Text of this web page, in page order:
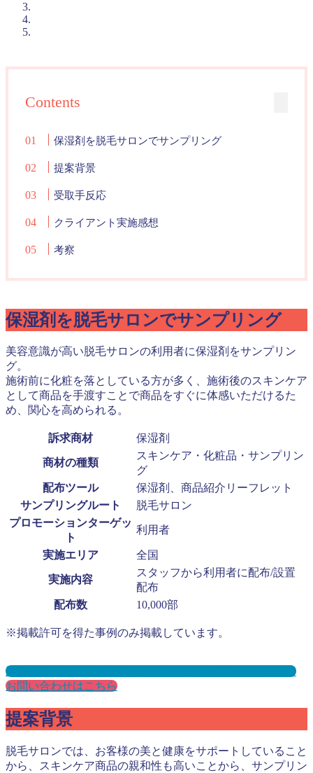
Contents
保湿剤を脱毛サロンでサンプリング
提案背景
受取手反応
クライアント実施感想
考察
保湿剤を脱毛サロンでサンプリング
美容意識が高い脱毛サロンの利用者に保湿剤をサンプリン
グ。
施術前に化粧を落としている方が多く、施術後のスキンケア
として商品を手渡すことで商品をすぐに体感いただけるた
め、関心を高められる。
訴求商材 保湿剤
商材の種類
スキンケア・化粧品・サンプリン
グ
配布ツール
保湿剤、商品紹介リーフレット
サンプリングルート
脱毛サロン
プロモーションターゲッ
ト
利用者
実施エリア 全国
実施内容
スタッフから利用者に配布/設置
配布
配布数
10,000部
※掲載許可を得た事例のみ掲載しています。
脱毛サロンサンプリングとは？メリット３選と事例を紹介
お問い合わせはこちら
提案背景
脱毛サロンでは、お客様の美と健康をサポートしていること
から、スキンケア商品の親和性も高いことから、サンプリン